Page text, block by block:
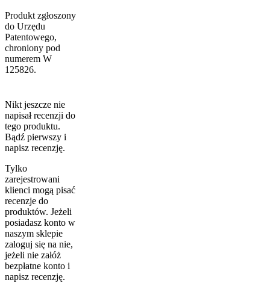
Produkt zgłoszony
do Urzędu
Patentowego,
chroniony pod
numerem W
125826.
Nikt jeszcze nie
napisał recenzji do
tego produktu.
Bądź pierwszy i
napisz recenzję.
Tylko
zarejestrowani
klienci mogą pisać
recenzje do
produktów. Jeżeli
posiadasz konto w
naszym sklepie
zaloguj się na nie,
jeżeli nie załóż
bezpłatne konto i
napisz recenzję.